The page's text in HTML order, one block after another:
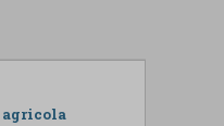
agricola